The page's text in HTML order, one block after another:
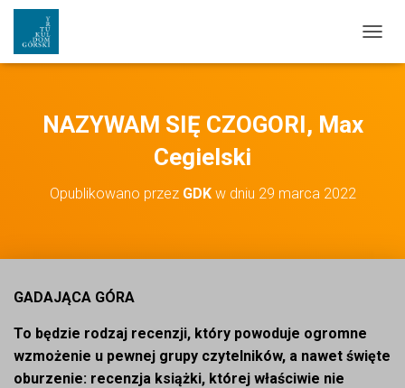
NAZYWAM SIĘ CZOGORI, Max
Cegielski
Opublikowano przez GDKw dniu 29 marca 2022
GADAJĄCA GÓRA
To będzie rodzaj recenzji, który powoduje ogromne
wzmożenie u pewnej grupy czytelników, a nawet święte
oburzenie: recenzja książki, której właściwie nie